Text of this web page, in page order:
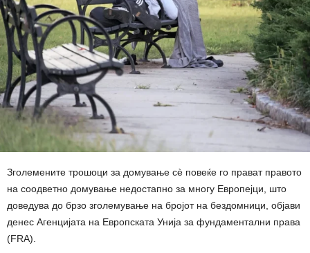
Зголемените трошоци за домување сè повеќе го прават правото
на соодветно домување недостапно за многу Европејци, што
доведува до брзо зголемување на бројот на бездомници, објави
денес Агенцијата на Европската Унија за фундаментални права
(FRA).